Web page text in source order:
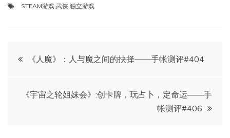
STEAM游戏 武侠 独立游戏
文
《人魔》：人与魔之间的抉择——手帐测评#404
《宇宙之轮姐妹会》:创卡牌，玩占卜，定命运——手
帐测评#406